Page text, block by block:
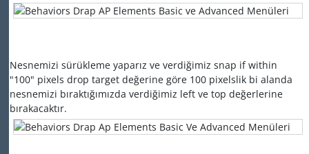
Nesnemizi sürükleme yaparız ve verdiğimiz snap if within
"100" pixels drop target değerine göre 100 pixelslik bi alanda
nesnemizi bıraktığımızda verdiğimiz left ve top değerlerine
bırakacaktır.